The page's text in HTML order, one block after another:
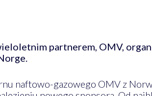
partnerem, OMV,
naftowo-gazowego OMV z